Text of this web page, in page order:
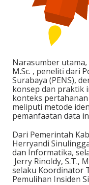
Narasumber utama,
M.Sc. , peneliti dari
Surabaya (PENS),
konsep dan praktik
konteks
meliputi metode
pemanfaatan data
Dari Pemerintah
Herryandi
dan Informatika,
Jerry Rinoldy, S.T.,
selaku Koordinator
Pemulihan Insiden